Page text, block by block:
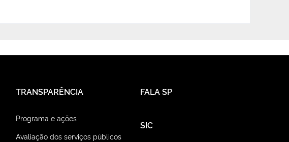
TRANSPARÊNCIA
Programa e ações
Avaliação dos serviços públicos
FALA SP
SIC